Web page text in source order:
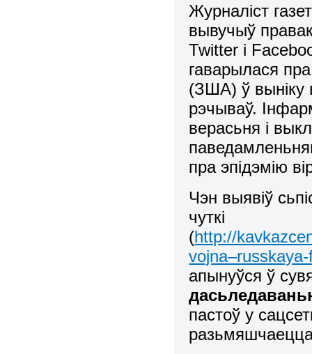
Журналіст
вывучыў
Twitter і
гаварылася
(ЗША) ў выніку
рэчываў.
верасьня і
пра эпідэмію
Чэн выявіў
чуткі
(http://
апынуўся ў
пастоў у
разьмяшчаецца